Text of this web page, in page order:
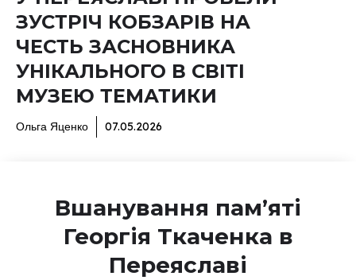
ЗУСТРІЧ КОБЗАРІВ НА
ЧЕСТЬ ЗАСНОВНИКА
УНІКАЛЬНОГО В СВІТІ
МУЗЕЮ ТЕМАТИКИ
Ольга Яценко 07.05.2026
Вшанування пам’яті
Георгія Ткаченка в
Переяславі